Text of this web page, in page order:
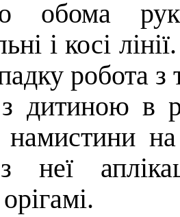
обома
і косі
робота з
дитиною в
намистини
неї